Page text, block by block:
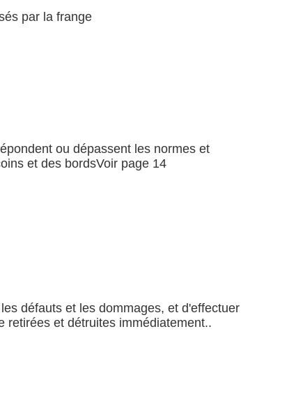
par la frange
ou dépassent les normes et
et des bordsVoir page 14
défauts et les dommages, et d'effectuer
retirées et détruites immédiatement..